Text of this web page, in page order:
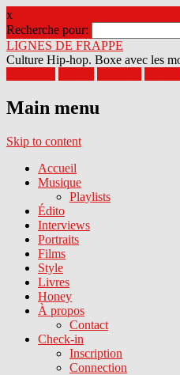
x
Recherche pour:
LIGNES DE FRAPPE
Culture Hip-hop. Boxe avec les
Main menu
Skip to content
Accueil
Musique
Playlists
Édito
Interviews
Portraits
Films
Style
Livres
Honey
À propos
Contact
Check-in
Inscription
Connection